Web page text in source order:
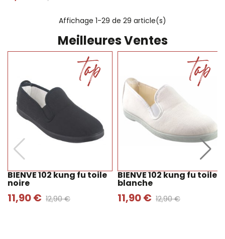
Affichage 1-29 de 29 article(s)
Meilleures Ventes
BIENVE 102 kung fu toile
noire
11,90 € 12,90 €
BIENVE 102 kung fu toile
blanche
11,90 € 12,90 €